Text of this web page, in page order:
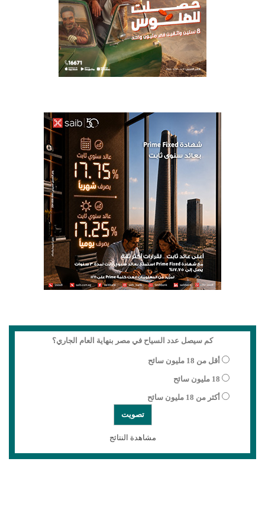
كم سيصل عدد السياح في مصر بنهاية العام الجاري؟
أقل من 18 مليون سائح
18 مليون سائح
أكثر من 18 مليون سائح
مشاهدة النتائج